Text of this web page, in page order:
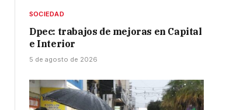
SOCIEDAD
Dpec: trabajos de mejoras en Capital
e Interior
5 de agosto de 2026